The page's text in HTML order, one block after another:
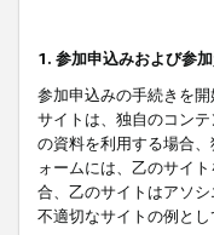
1. 参加申込みおよび参
参加申込みの手続きを
サイトは、独自のコン
の資料を利用する場合
ォームには、乙のサイ
合、乙のサイトはアソ
不適切なサイトの例とし